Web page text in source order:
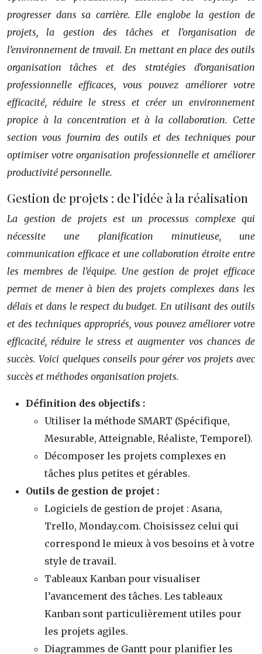
progresser dans sa carrière. Elle englobe la gestion de
projets, la gestion des tâches et l’organisation de
l’environnement de travail. En mettant en place des outils
organisation tâches et des stratégies d’organisation
professionnelle efficaces, vous pouvez améliorer votre
efficacité, réduire le stress et créer un environnement
propice à la concentration et à la collaboration. Cette
section vous fournira des outils et des techniques pour
optimiser votre organisation professionnelle et améliorer
productivité personnelle.
Gestion de projets : de l’idée à la réalisation
La gestion de projets est un processus complexe qui
nécessite une planification minutieuse, une
communication efficace et une collaboration étroite entre
les membres de l’équipe. Une gestion de projet efficace
permet de mener à bien des projets complexes dans les
délais et dans le respect du budget. En utilisant des outils
et des techniques appropriés, vous pouvez améliorer votre
efficacité, réduire le stress et augmenter vos chances de
succès. Voici quelques conseils pour gérer vos projets avec
succès et méthodes organisation projets.
Définition des objectifs :
Utiliser la méthode SMART (Spécifique,
Mesurable, Atteignable, Réaliste, Temporel).
Décomposer les projets complexes en
tâches plus petites et gérables.
Outils de gestion de projet :
Logiciels de gestion de projet : Asana,
Trello, Monday.com. Choisissez celui qui
correspond le mieux à vos besoins et à votre
style de travail.
Tableaux Kanban pour visualiser
l’avancement des tâches. Les tableaux
Kanban sont particulièrement utiles pour
les projets agiles.
Diagrammes de Gantt pour planifier les